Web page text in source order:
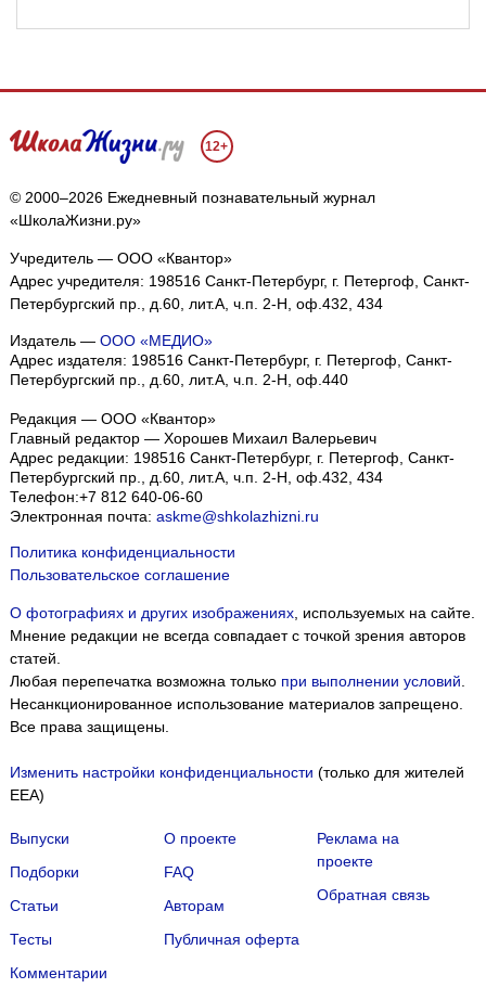
12+
© 2000–2026 Ежедневный познавательный журнал
«ШколаЖизни.ру»
Учредитель — ООО «Квантор»
Адрес учредителя: 198516 Санкт-Петербург, г. Петергоф, Санкт-
Петербургский пр., д.60, лит.А, ч.п. 2-Н, оф.432, 434
Издатель — ООО «МЕДИО»
Адрес издателя: 198516 Санкт-Петербург, г. Петергоф, Санкт-
Петербургский пр., д.60, лит.А, ч.п. 2-Н, оф.440
Редакция — ООО «Квантор»
Главный редактор — Хорошев Михаил Валерьевич
Адрес редакции: 198516 Санкт-Петербург, г. Петергоф, Санкт-
Петербургский пр., д.60, лит.А, ч.п. 2-Н, оф.432, 434
Телефон:+7 812 640-06-60
Электронная почта: askme@shkolazhizni.ru
Политика конфиденциальности
Пользовательское соглашение
О фотографиях и других изображениях, используемых на сайте.
Мнение редакции не всегда совпадает с точкой зрения авторов
статей.
Любая перепечатка возможна только при выполнении условий.
Несанкционированное использование материалов запрещено.
Все права защищены.
Изменить настройки конфиденциальности (только для жителей
EEA)
Выпуски
Подборки
Статьи
Тесты
Комментарии
О проекте
FAQ
Авторам
Публичная оферта
Реклама на
проекте
Обратная связь